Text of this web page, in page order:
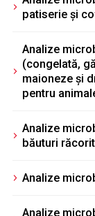
patiserie şi
Analize
(congelată,
maioneze şi
pentru
Analize
băuturi
Analize
Analize